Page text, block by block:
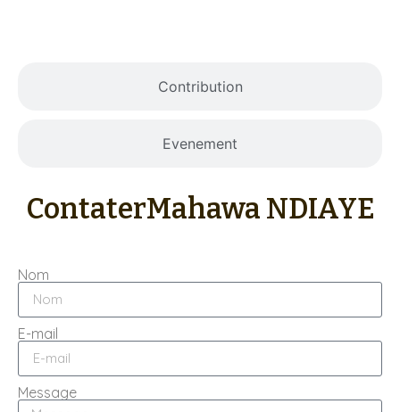
Contribution
Evenement
ContaterMahawa NDIAYE
Nom
E-mail
Message